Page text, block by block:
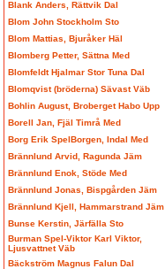
Blank Anders, Rättvik Dal
Blom John Stockholm Sto
Blom Mattias, Bjuråker Häl
Blomberg Petter, Sättna Med
Blomfeldt Hjalmar Stor Tuna Dal
Blomqvist (bröderna) Sävast Väb
Bohlin August, Broberget Habo Upp
Borell Jan, Fjäl Timrå Med
Borg Erik SpelBorgen, Indal Med
Brännlund Arvid, Ragunda Jäm
Brännlund Enok, Stöde Med
Brännlund Jonas, Bispgården Jäm
Brännlund Kjell, Hammarstrand Jäm
Bunse Kerstin, Järfälla Sto
Burman Spel-Viktor Karl Viktor,
Ljusvattnet Väb
Bäckström Magnus Falun Dal